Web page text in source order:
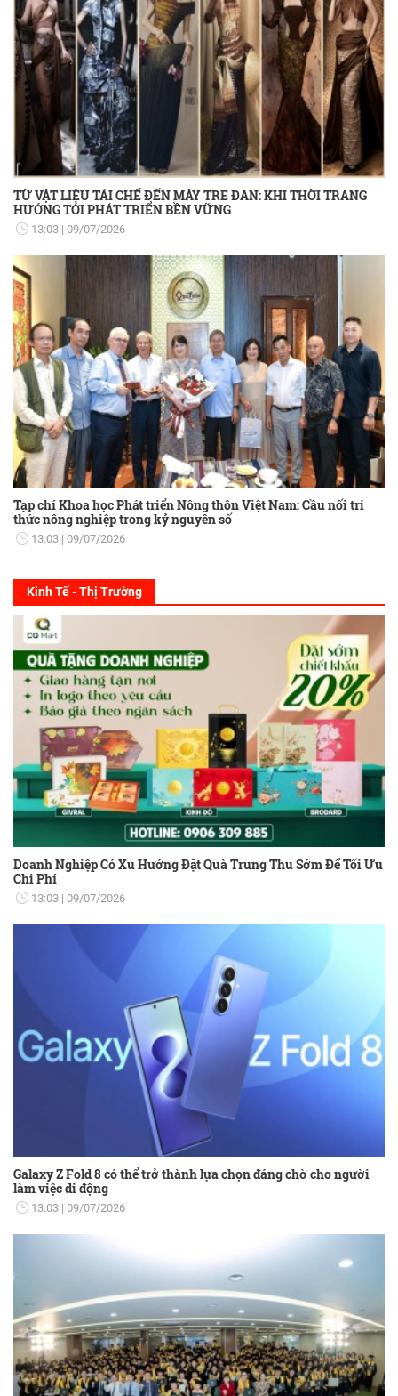
TỪ VẬT LIỆU TÁI CHẾ ĐẾN MÂY TRE ĐAN: KHI THỜI TRANG
HƯỚNG TỚI PHÁT TRIỂN BỀN VỮNG
13:03 09/07/2026
Tạp chí Khoa học Phát triển Nông thôn Việt Nam: Cầu nối tri
thức nông nghiệp trong kỷ nguyên số
13:03 09/07/2026
Kinh Tế - Thị Trường
Doanh Nghiệp Có Xu Hướng Đặt Quà Trung Thu Sớm Để Tối Ưu
Chi Phí
13:03 09/07/2026
Galaxy Z Fold 8 có thể trở thành lựa chọn đáng chờ cho người
làm việc di động
13:03 09/07/2026